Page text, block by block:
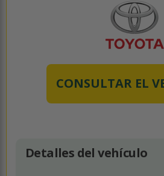
CONSULTAR EL
Detalles del vehículo